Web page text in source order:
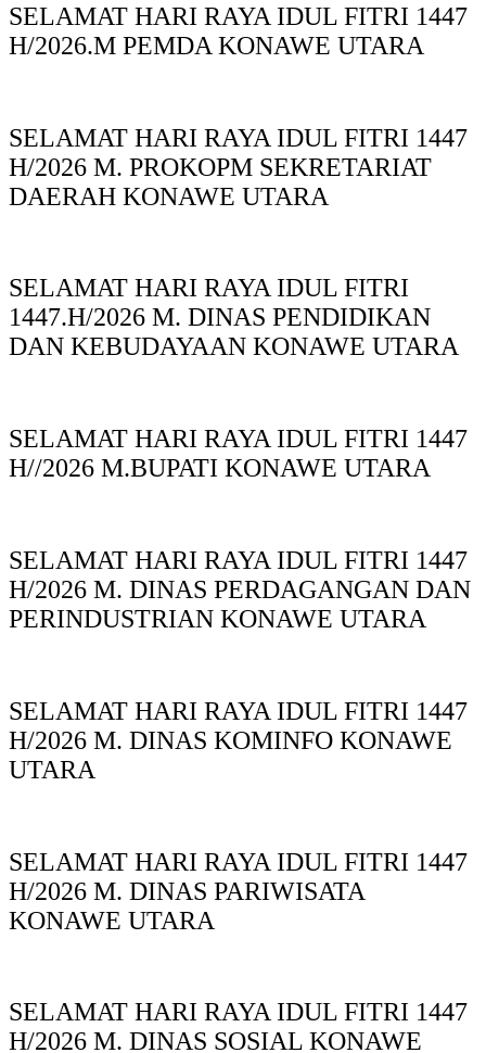
SELAMAT HARI RAYA IDUL FITRI 1447
H/2026.M PEMDA KONAWE UTARA
SELAMAT HARI RAYA IDUL FITRI 1447
H/2026 M. PROKOPM SEKRETARIAT
DAERAH KONAWE UTARA
SELAMAT HARI RAYA IDUL FITRI
1447.H/2026 M. DINAS PENDIDIKAN
DAN KEBUDAYAAN KONAWE UTARA
SELAMAT HARI RAYA IDUL FITRI 1447
H//2026 M.BUPATI KONAWE UTARA
SELAMAT HARI RAYA IDUL FITRI 1447
H/2026 M. DINAS PERDAGANGAN DAN
PERINDUSTRIAN KONAWE UTARA
SELAMAT HARI RAYA IDUL FITRI 1447
H/2026 M. DINAS KOMINFO KONAWE
UTARA
SELAMAT HARI RAYA IDUL FITRI 1447
H/2026 M. DINAS PARIWISATA
KONAWE UTARA
SELAMAT HARI RAYA IDUL FITRI 1447
H/2026 M. DINAS SOSIAL KONAWE